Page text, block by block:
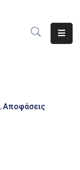
‚Αποφάσεις